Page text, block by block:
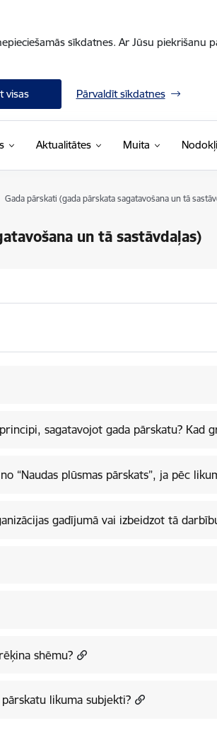
sīkdatnes. Ar Jūsu
visas Pārvaldīt sīkdatnes
Aktualitātes Muita Nodokļi
Gada pārskati (gada pārskata sagatavošana un tā
un tā sastāvdaļas)
sagatavojot gada pārskatu?
“Naudas plūsmas pārskats”, ja pēc
gadījumā vai izbeidzot tā
shēmu?
likuma subjekti?